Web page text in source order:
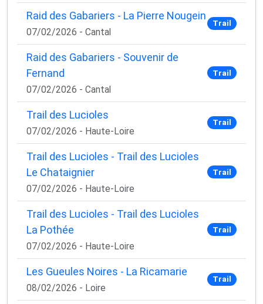
Raid des Gabariers - La Pierre Nougein
07/02/2026 - Cantal
Trail
Raid des Gabariers - Souvenir de
Fernand
07/02/2026 - Cantal
Trail
Trail des Lucioles
07/02/2026 - Haute-Loire
Trail
Trail des Lucioles - Trail des Lucioles
Le Chataignier
07/02/2026 - Haute-Loire
Trail
Trail des Lucioles - Trail des Lucioles
La Pothée
07/02/2026 - Haute-Loire
Trail
Les Gueules Noires - La Ricamarie
08/02/2026 - Loire
Trail